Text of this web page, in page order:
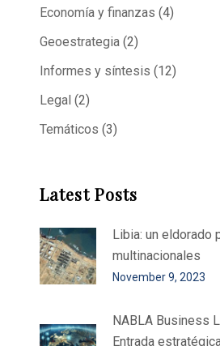
Economía y finanzas (4)
Geoestrategia (2)
Informes y síntesis (12)
Legal (2)
Temáticos (3)
Latest Posts
Libia: un eldorado
multinacionales
November 9, 2023
NABLA Business
Entrada